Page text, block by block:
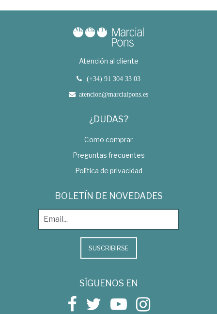
Atención al cliente
(+34) 91 304 33 03
atencion@marcialpons.es
¿DUDAS?
Como comprar
Preguntas frecuentes
Política de privacidad
BOLETÍN DE NOVEDADES
SUSCRIBIRSE
SÍGUENOS EN